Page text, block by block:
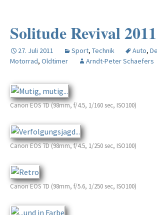
Solitude Revival 2011
27. Juli 2011 Sport, Technik Auto,
Motorrad, Oldtimer Arndt-Peter Schaefers
Canon EOS 7D (98mm, f/4.5, 1/160 sec, ISO100)
Canon EOS 7D (98mm, f/4.5, 1/250 sec, ISO100)
Canon EOS 7D (98mm, f/5.6, 1/250 sec, ISO100)